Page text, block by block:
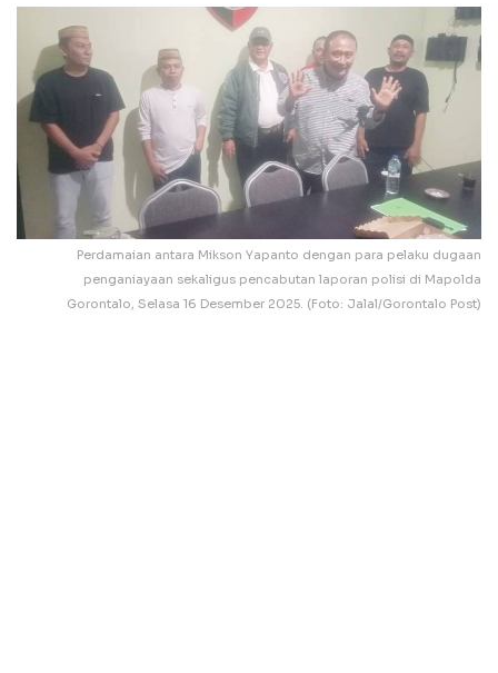
Perdamaian antara Mikson Yapanto dengan para pelaku dugaan
penganiayaan sekaligus pencabutan laporan polisi di Mapolda
Gorontalo, Selasa 16 Desember 2025. (Foto: Jalal/Gorontalo Post)